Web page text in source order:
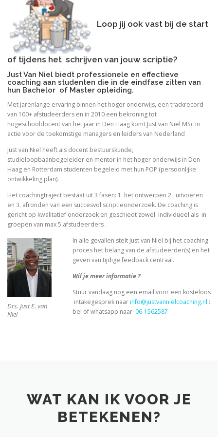
Loop jij ook vast bij de start
of tijdens het schrijven van jouw scriptie?
Just Van Niel biedt professionele en effectieve
coaching aan studenten die in de eindfase zitten van
hun Bachelor of Master opleiding.
Met jarenlange ervaring binnen het hoger onderwijs, een trackrecord
van 100+ afstudeerders en in 2010 een bekroning tot
hogeschooldocent van het jaar in Den Haag komt Just van Niel MSc in
actie voor de toekomstige managers en leiders van Nederland
Just van Niel heeft als docent bestuurskunde,
studieloopbaanbegeleider en mentor in het hoger onderwijs in Den
Haag en Rotterdam studenten begeleid met hun POP (persoonlijke
ontwikkeling plan).
Het coachingtraject bestaat uit 3 fasen: 1. het ontwerpen 2. uitvoeren
en 3. afronden van een succesvol scriptieonderzoek. De coaching is
gericht op kwalitatief onderzoek en geschiedt zowel individueel als in
groepen van max 5 afstudeerders .
Drs. Just E. van
Niel
In alle gevallen stelt Just van Niel bij het coaching
proces het belang van de afstudeerder(s) en het
geven van tijdige feedback centraal.
Wil je meer informatie ?
Stuur vandaag nog een email voor een kosteloos
intakegesprek naarinfo@justvannielcoaching.nl :
bel of whatsapp naar 06-1562587
WAT KAN IK VOOR JE
BETEKENEN?